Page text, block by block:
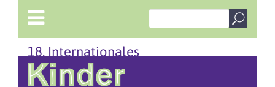
18. Internationales